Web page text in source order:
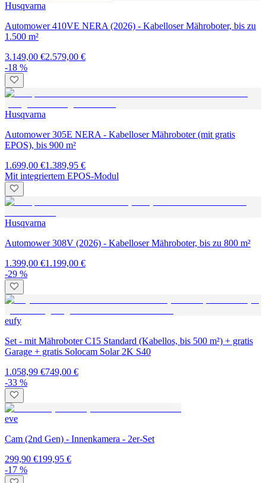
Husqvarna
Automower 410VE NERA (2026) - Kabelloser Mähroboter, bis zu
1.500 m²
3.149,00 €2.579,00 €
-18 %
Husqvarna
Automower 305E NERA - Kabelloser Mähroboter (mit gratis
EPOS), bis 900 m²
1.699,00 €1.389,95 €
Mit integriertem EPOS-Modul
Husqvarna
Automower 308V (2026) - Kabelloser Mähroboter, bis zu 800 m²
1.399,00 €1.199,00 €
-29 %
eufy
Set - mit Mähroboter C15 Standard (Kabellos, bis 500 m²) + gratis
Garage + gratis Solocam Solar 2K S40
1.058,99 €749,00 €
-33 %
eve
Cam (2nd Gen) - Innenkamera - 2er-Set
299,90 €199,95 €
-17 %